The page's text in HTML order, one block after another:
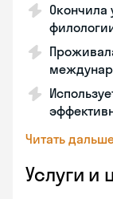
Окончила
Читать
Услуги и